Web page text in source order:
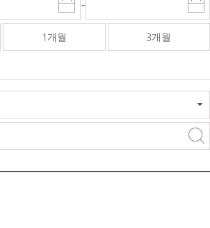
시
작
일
선
~
종
료
선
1개월 3개월